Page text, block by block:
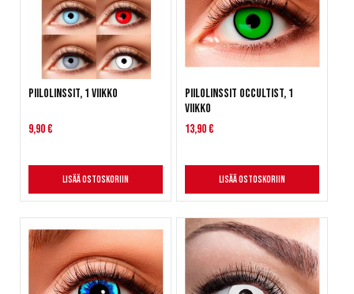
Piilolinssit, 1 viikko
9,90 €
Lisää ostoskoriin
Piilolinssit Occultist, 1
viikko
13,90 €
Lisää ostoskoriin